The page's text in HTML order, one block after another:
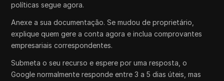
políticas segue agora.
Anexe a sua documentação. Se mudou de proprietário,
explique quem gere a conta agora e inclua comprovantes
empresariais correspondentes.
Submeta o seu recurso e espere por uma resposta, o
Google normalmente responde entre 3 a 5 dias úteis, mas